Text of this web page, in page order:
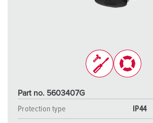
Part no. 5603407G
Protection type
IP44